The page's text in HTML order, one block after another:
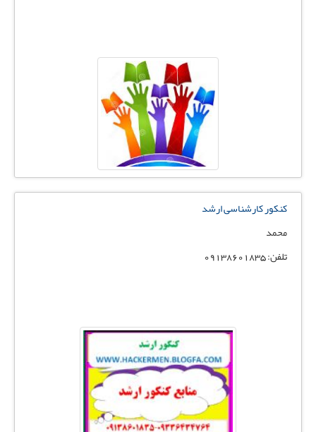
کنکور کارشناسی ارشد
محمد
تلفن: 09138601835